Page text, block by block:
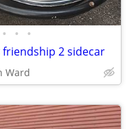
• • •
friendship 2 sidecar
Ward